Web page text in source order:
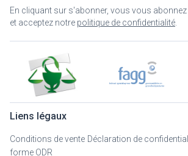
En cliquant sur s'abonner, vous vous
et acceptez notre politique de confidentialité
Liens légaux
Conditions de vente Déclaration de
forme ODR